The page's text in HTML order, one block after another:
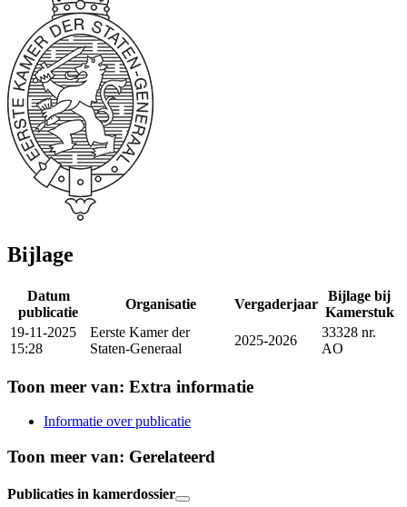
Bijlage
Datum
publicatie
Organisatie Vergaderjaar
Bijlage bij
Kamerstuk
19-11-2025
15:28
Eerste Kamer der
Staten-Generaal
2025-2026
33328 nr.
AO
Toon meer van: Extra informatie
Informatie over publicatie
Toon meer van: Gerelateerd
Publicaties in kamerdossier